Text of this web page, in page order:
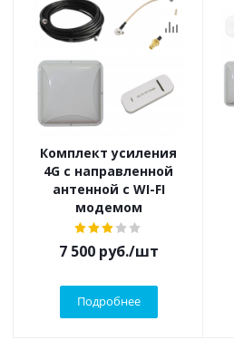
Комплект усиления
4G с направленной
антенной с WI-FI
модемом
7 500руб./шт
Подробнее